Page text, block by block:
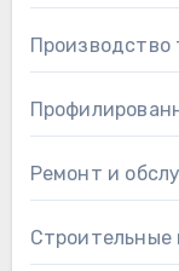
Производство
Ремонт и
Строительные